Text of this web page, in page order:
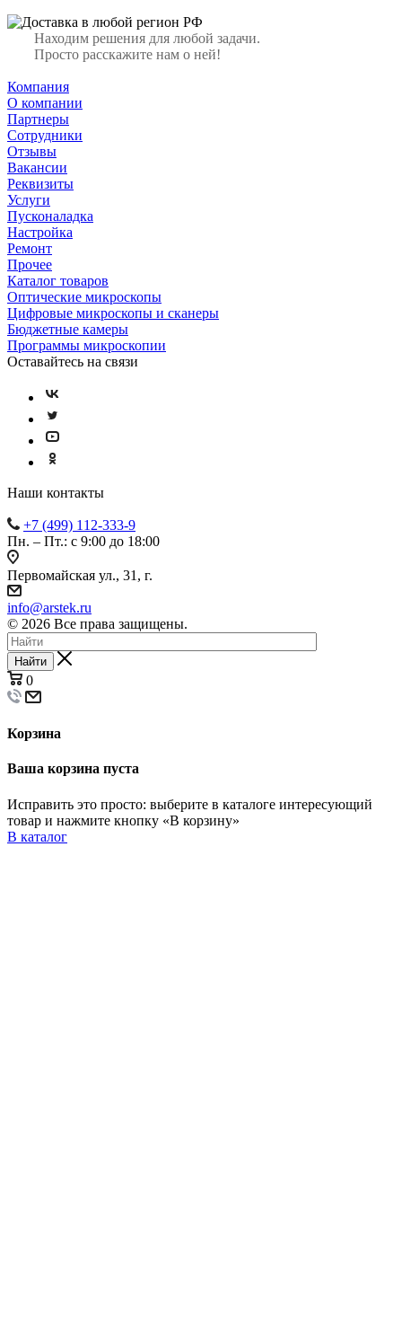
Находим решения для любой задачи.
Просто расскажите нам о ней!
Компания
О компании
Партнеры
Сотрудники
Отзывы
Вакансии
Реквизиты
Услуги
Пусконаладка
Настройка
Ремонт
Прочее
Каталог товаров
Оптические микроскопы
Цифровые микроскопы и сканеры
Бюджетные камеры
Программы микроскопии
Оставайтесь на связи
Наши контакты
+7 (499) 112-333-9
Пн. – Пт.: с 9:00 до 18:00
Первомайская ул., 31, г.
info@arstek.ru
© 2026 Все права защищены.
Найти
0
Корзина
Ваша корзина пуста
Исправить это просто: выберите в каталоге интересующий
товар и нажмите кнопку «В корзину»
В каталог